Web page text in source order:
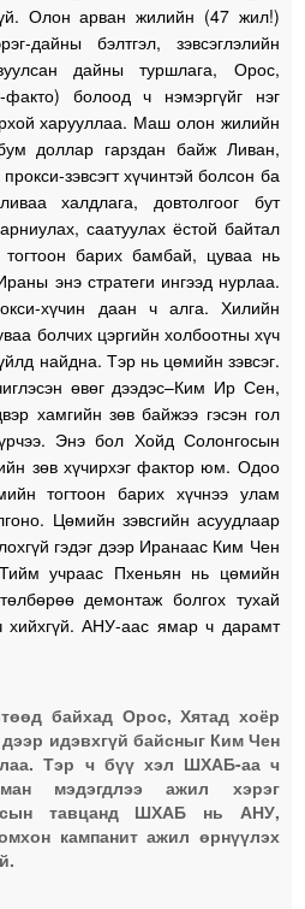
Олон арван жилийн (47 жил!)
дайны бэлтгэл, зэвсэглэлийн
дайны туршлага, Орос,
болоод ч нэмэргүйг нэг
харууллаа. Маш олон жилийн
доллар гарздан байж Ливан,
зэвсэгт хүчинтэй болсон ба
халдлага, довтолгоог бут
саатуулах ёстой байтал
тогтоон барих бамбай, цуваа нь
энэ стратеги ингээд нурлаа.
хүчин даан ч алга. Хилийн
болчих цэргийн холбоотны хүч
найдна. Тэр нь цөмийн зэвсэг.
өвөг дээдэс–Ким Ир Сен,
хамгийн зөв байжээ гэсэн гол
Энэ бол Хойд Солонгосын
зөв хүчирхэг фактор юм. Одоо
тогтоон барих хүчнээ улам
Цөмийн зэвсгийн асуудлаар
гэдэг дээр Иранаас Ким Чен
учраас Пхеньян нь цөмийн
демонтаж болгох тухай
хийхгүй. АНУ-аас ямар ч дарамт
байхад Орос, Хятад хоёр
идэвхгүй байсныг Ким Чен
Тэр ч бүү хэл ШХАБ-аа ч
мэдэгдлээ ажил хэрэг
тавцанд ШХАБ нь АНУ,
кампанит ажил өрнүүлэх